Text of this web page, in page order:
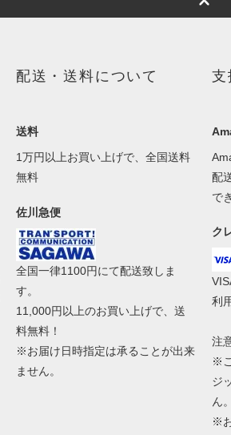
配送・送料について
送料
1万円以上お買い上げで、全国送料
無料
佐川急便
全国一律1100円にて配送致しま
す。
11,000円以上のお買い上げで、送
料無料！
※お届け日時指定は承ることが出来
ません。
支
配
で
ク
利
注
※
ジ
ん。
※